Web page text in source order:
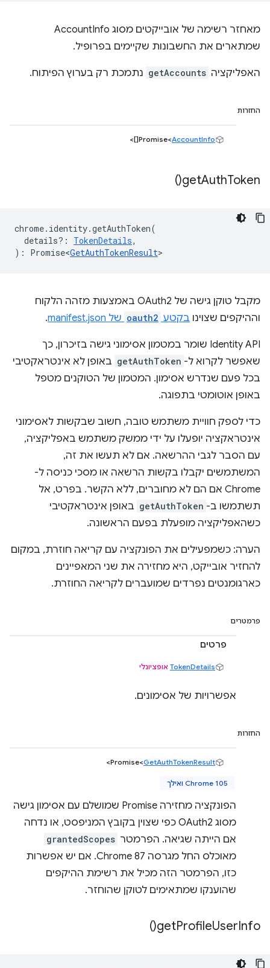
מאחזר רשימה של אובייקטים מסוג AccountInfo
שמתארים את החשבונות שקיימים בפרופיל.
האפליקציה getAccounts נתמכת רק בערוץ הפיתוח.
החזרות
Promise<AccountInfo
[]>
getAuthToken(
)
chrome. identity.getAuthToken(
details? : TokenDetails,
) : Promise<GetAuthTokenResult>
מקבל טוקן גישה של OAuth2 באמצעות מזהה הלקוח
וההיקפים שצוינו בקטע oauth2 של manifest.json .
‫Identity API שומר במטמון אסימוני גישה בזיכרון, כך
שאפשר לקרוא ל- getAuthToken באופן לא אינטראקטיבי
בכל פעם שנדרש אסימון. המטמון של הטוקנים מטפל
באופן אוטומטי בתפוגה.
כדי לספק חוויית משתמש טובה, חשוב שבקשות לאסימוני
אינטראקציה יופעלו על ידי ממשק משתמש באפליקציה,
עם הסבר לגבי ההרשאה. אם לא תעשו את זה,
המשתמשים יקבלו בקשות הרשאה או מסכי כניסה ל-
Chrome אם הם לא מחוברים, ללא הקשר. בפרט, אל
תשתמשו ב- getAuthToken באופן אינטראקטיבי
כשהאפליקציה מופעלת בפעם הראשונה.
הערה: כשמפעילים את הפונקציה עם קריאה חוזרת, במקום
להחזיר אובייקט, היא מחזירה את שני המאפיינים
כארגומנטים נפרדים שמועברים לקריאה החוזרת.
פרמטרים
פרטים
TokenDetails אופציונלי
אפשרויות של אסימונים.
החזרות
Promise<GetAuthTokenResult
>
Chrome 105 ואילך
הפונקציה מחזירה Promise שמושלם עם אסימון גישה
מסוג OAuth2 כפי שצוין בקובץ המניפסט, או נדחה
אם הייתה שגיאה. הפרמטר grantedScopes
מאוכלס החל מגרסה Chrome 87. אם יש אפשרות
כזו, הפרמטר הזה מכיל את רשימת ההיקפים
שהוענקו שמתאימים לטוקן שהוחזר.
getProfileUserInfo(
)